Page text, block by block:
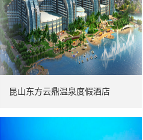
昆山东方云鼎温泉度假酒店